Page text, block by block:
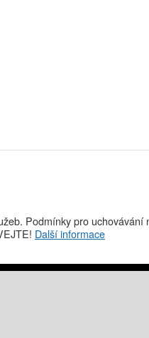
Podmínky pro
Další informace